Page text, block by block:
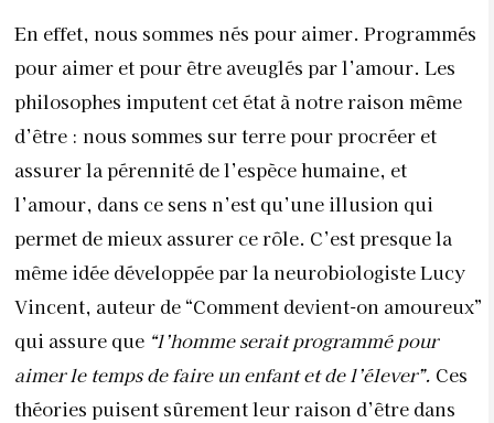
En effet, nous sommes nés pour aimer. Programmés
pour aimer et pour être aveuglés par l’amour. Les
philosophes imputent cet état à notre raison même
d’être : nous sommes sur terre pour procréer et
assurer la pérennité de l’espèce humaine, et
l’amour, dans ce sens n’est qu’une illusion qui
permet de mieux assurer ce rôle. C’est presque la
même idée développée par la neurobiologiste Lucy
Vincent, auteur de “Comment devient-on amoureux”
qui assure que “l’homme serait programmé pour
aimer le temps de faire un enfant et de l’élever”. Ces
théories puisent sûrement leur raison d’être dans